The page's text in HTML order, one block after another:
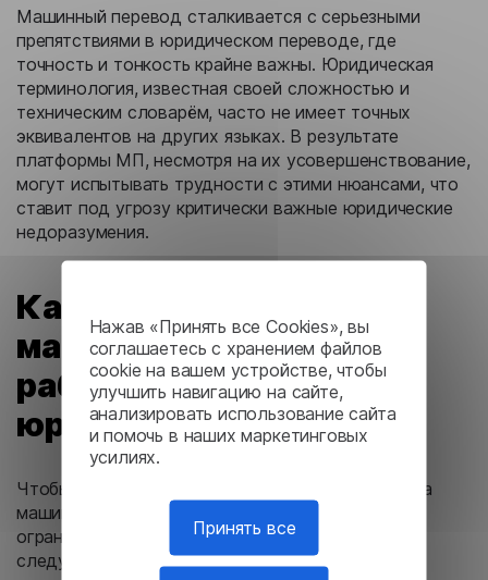
Нажав «Принять все Cookies», вы
соглашаетесь с хранением файлов
cookie на вашем устройстве, чтобы
улучшить навигацию на сайте,
анализировать использование сайта
и помочь в наших маркетинговых
усилиях.
Принять все
Машинный перевод сталкивается с серьезными
препятствиями в юридическом переводе, где
точность и тонкость крайне важны. Юридическая
терминология, известная своей сложностью и
техническим словарём, часто не имеет точных
эквивалентов на других языках. В результате
платформы МП, несмотря на их усовершенствование,
могут испытывать трудности с этими нюансами, что
ставит под угрозу критически важные юридические
недоразумения.
Как интегрировать
машинный перевод в
рабочий процесс
юридической фирмы
Чтобы максимально использовать преимущества
машинного перевода и минимизировать его
ограничения в юридической сфере, выполните
следующие шаги: